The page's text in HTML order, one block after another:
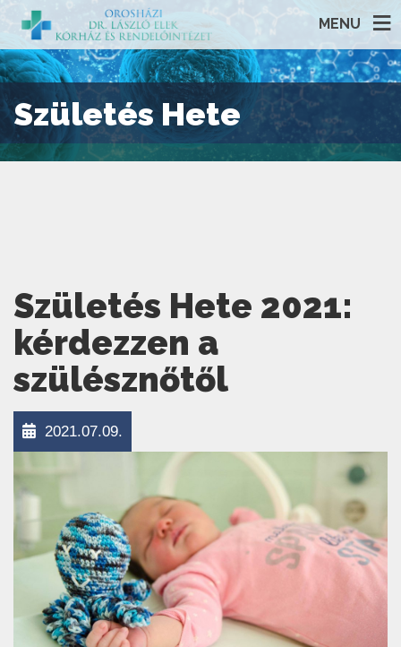
MENU
Születés Hete
Születés Hete 2021:
kérdezzen a
szülésznőtől
2021.07.09.